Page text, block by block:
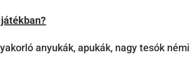
anyukák, apukák, nagy tesók